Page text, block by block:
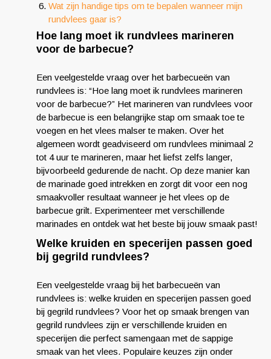
Wat zijn handige tips om te bepalen wanneer mijn
rundvlees gaar is?
Hoe lang moet ik rundvlees marineren
voor de barbecue?
Een veelgestelde vraag over het barbecueën van
rundvlees is: “Hoe lang moet ik rundvlees marineren
voor de barbecue?” Het marineren van rundvlees voor
de barbecue is een belangrijke stap om smaak toe te
voegen en het vlees malser te maken. Over het
algemeen wordt geadviseerd om rundvlees minimaal 2
tot 4 uur te marineren, maar het liefst zelfs langer,
bijvoorbeeld gedurende de nacht. Op deze manier kan
de marinade goed intrekken en zorgt dit voor een nog
smaakvoller resultaat wanneer je het vlees op de
barbecue grilt. Experimenteer met verschillende
marinades en ontdek wat het beste bij jouw smaak past!
Welke kruiden en specerijen passen goed
bij gegrild rundvlees?
Een veelgestelde vraag bij het barbecueën van
rundvlees is: welke kruiden en specerijen passen goed
bij gegrild rundvlees? Voor het op smaak brengen van
gegrild rundvlees zijn er verschillende kruiden en
specerijen die perfect samengaan met de sappige
smaak van het vlees. Populaire keuzes zijn onder